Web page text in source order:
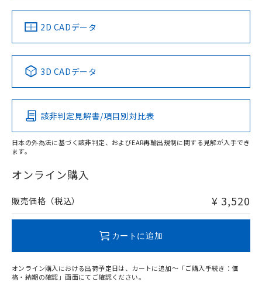
中国 RoHS 注意事項・凡例
Pb Hg Cd Cr(VI)
O
在庫等で未対応品が混在する可能性があります。
問い合わせください。
2D CADデータ
3D CADデータ
該非判定見解書/項目別対比表
日本の外為法に基づく該非判定、およびEAR再輸出規制に関する見解が入手でき
ます。
オンライン購入
販売価格（税込） ¥ 3,520
カートに追加
オンライン購入における出荷予定日は、カートに追加～「ご購入手続き：価
格・納期の確認」画面にてご確認ください。